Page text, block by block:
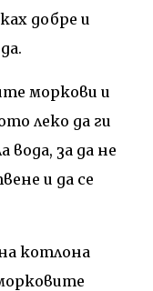
добре и
моркови и
леко да ги
вода, за да не
и да се
котлона